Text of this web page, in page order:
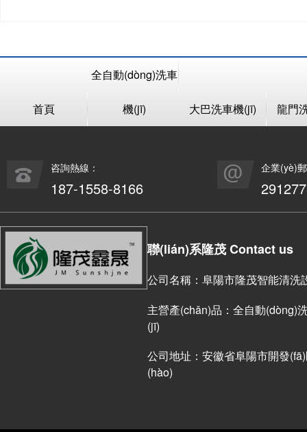
首頁
全自動(dòng)洗車
機(jī) 大巴洗車機(jī) 龍門
咨詢熱線：
187-1558-8166
企業(yè)
聯(lián)系隆茂 Contact us
公司名稱：阜陽市隆茂智能清洗
主營產(chǎn)品：全自動(dòng)
(jī)
公司地址：安徽省阜陽市開發
(hào)